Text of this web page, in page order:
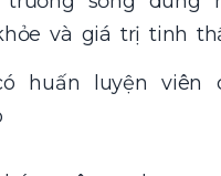
và giá trị tinh
huấn luyện viên